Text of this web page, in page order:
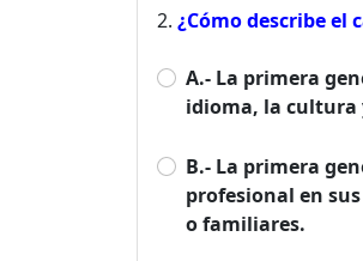
¿Cómo describe
A.- La primera
idioma, la cultura
B.- La primera
profesional en
o familiares.